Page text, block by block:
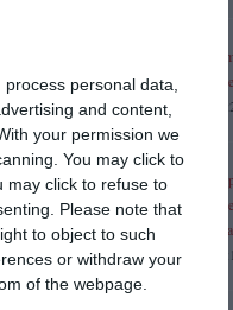
personal data,
and content,
your permission we
You may click to
may click to refuse to
Please note that
to object to such
or withdraw your
of the webpage.
„Pe
altul